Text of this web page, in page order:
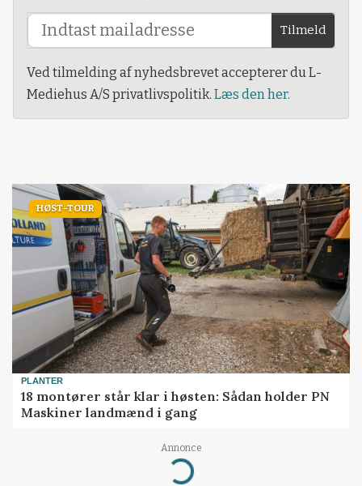
Tilmeld
Ved tilmelding af nyhedsbrevet accepterer du L-
Mediehus A/S privatlivspolitik. Læs den her.
HØST-TOUR
PLANTER
18 montører står klar i høsten: Sådan holder PN
Maskiner landmænd i gang
Annonce